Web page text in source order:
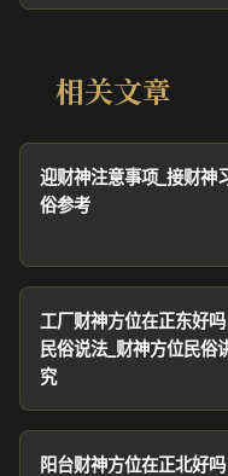
相关文章
迎财神注意事项_接财神
俗参考
工厂财神方位在正东好吗
民俗说法_财神方位民俗
究
阳台财神方位在正北好吗